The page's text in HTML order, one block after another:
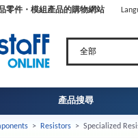
零件・模組產品的購物網站
產品搜尋
> Resistors > Specialized